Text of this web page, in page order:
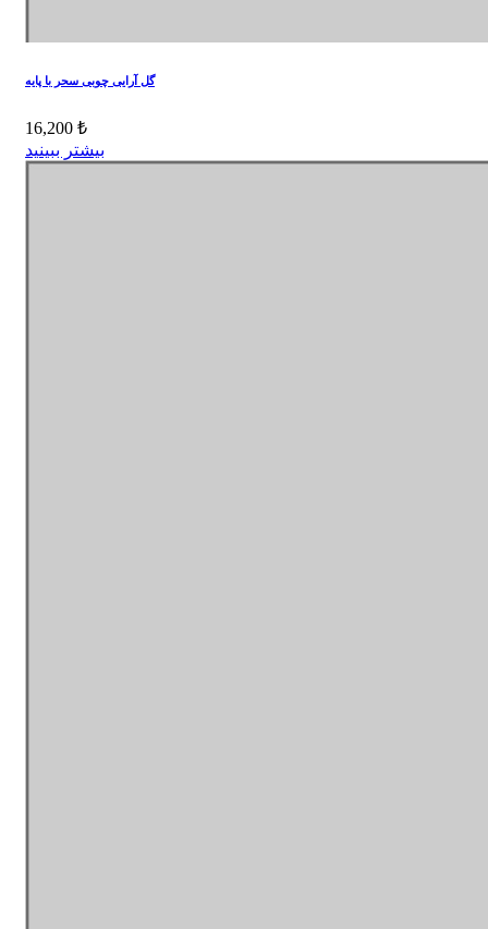
گل آرایی چوبی سحر با پایه
16,200 ₺
بیشتر ببینید